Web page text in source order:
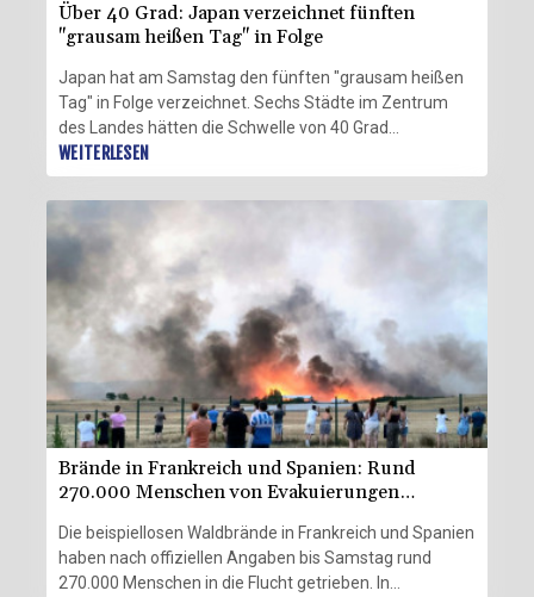
Über 40 Grad: Japan verzeichnet fünften
"grausam heißen Tag" in Folge
Japan hat am Samstag den fünften "grausam heißen
Tag" in Folge verzeichnet. Sechs Städte im Zentrum
des Landes hätten die Schwelle von 40 Grad
überschritten, ab der es sich um einen "Kokushobi" -
einen "grausam heißen Tag" - handelt, teilte der
japanische Wetterdienst (JMA) mit. Der Begriff wurde
angesichts der steigenden Temperaturen vom
Wetterdienst offiziell geprägt, um die Bevölkerung vor
extremer Hitze zu warnen.
WEITERLESEN
Brände in Frankreich und Spanien: Rund
270.000 Menschen von Evakuierungen
Die beispiellosen Waldbrände in Frankreich und Spanien
haben nach offiziellen Angaben bis Samstag rund
270.000 Menschen in die Flucht getrieben. In